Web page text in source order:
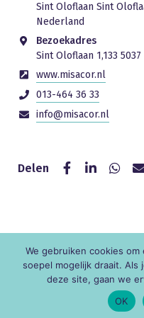
Sint Oloflaan Sint
Nederland
Bezoekadres
Sint Oloflaan 1,133
www.misacor.nl
013-464 36 33
info@misacor.nl
Delen
We gebruiken cookies
soepel mogelijk draait. Als
deze site, gaan we
OK